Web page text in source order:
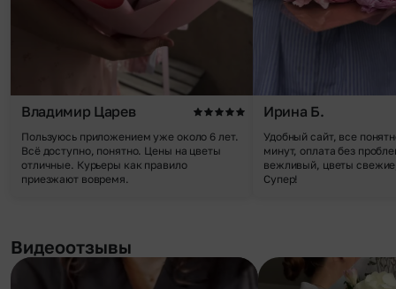
Владимир Царев
Пользуюсь приложением уже около 6 лет.
Всё доступно, понятно. Цены на цветы
отличные. Курьеры как правило
приезжают вовремя.
Ирина Б.
Удобный сайт, все
минут, оплата без
вежливый, цветы
Супер!
Видеоотзывы